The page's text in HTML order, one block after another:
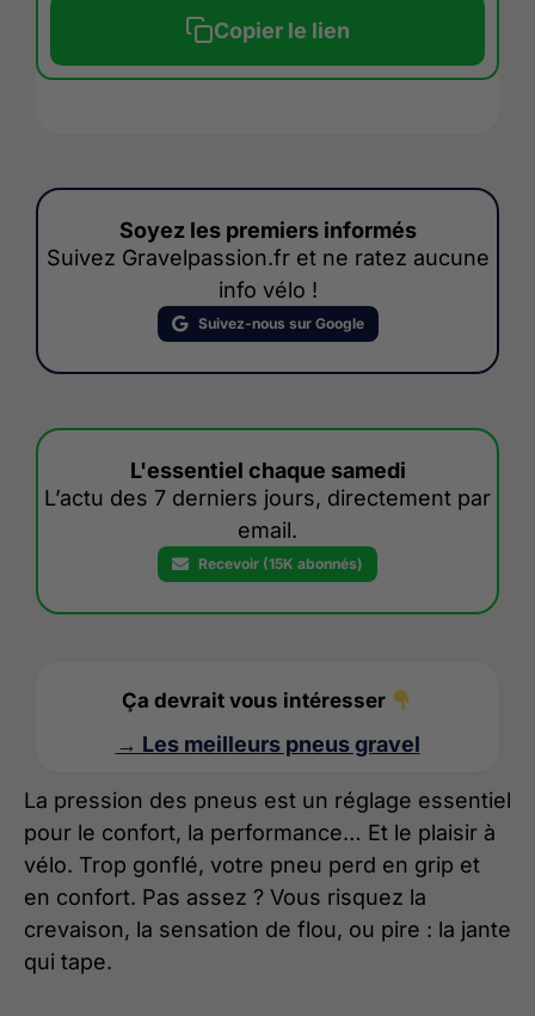
Copier le lien
Soyez les premiers informés
Suivez Gravelpassion.fr et ne ratez aucune
info vélo !
Suivez-nous sur Google
L'essentiel chaque samedi
L’actu des 7 derniers jours, directement par
email.
Recevoir (15K abonnés)
Ça devrait vous intéresser
→ Les meilleurs pneus gravel
La pression des pneus est un réglage essentiel
pour le confort, la performance… Et le plaisir à
vélo. Trop gonflé, votre pneu perd en grip et
en confort. Pas assez ? Vous risquez la
crevaison, la sensation de flou, ou pire : la jante
qui tape.